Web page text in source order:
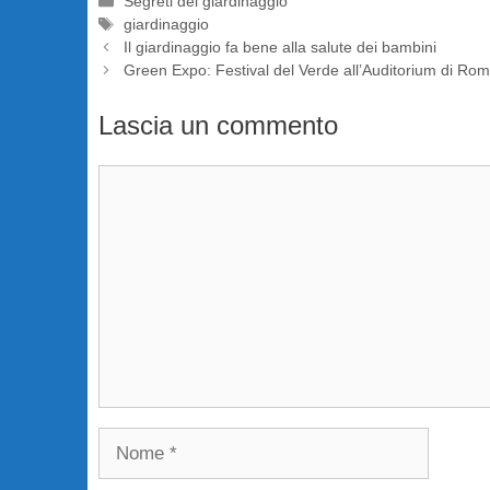
Tag
giardinaggio
Il giardinaggio fa bene alla salute dei bambini
Green Expo: Festival del Verde all’Auditorium di
Lascia un commento
Nome